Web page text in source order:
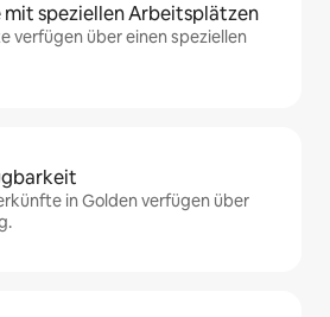
speziellen Arbeitsplätzen
verfügen über einen speziellen
in Golden verfügen über